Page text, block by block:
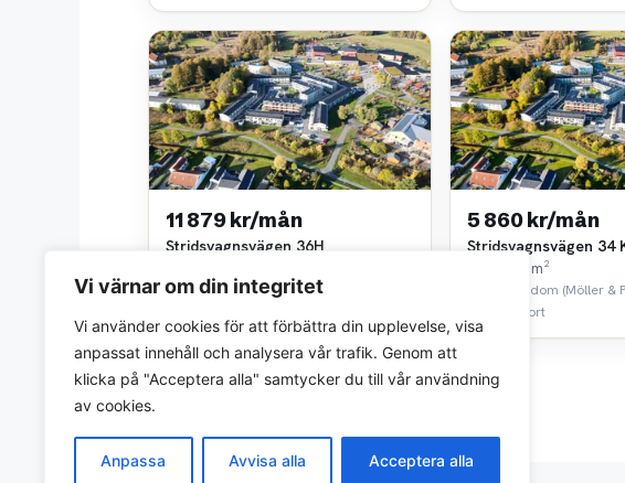
Vi värnar om din integritet
Vi använder cookies för att förbättra din upplevelse, visa
anpassat innehåll och analysera vår trafik. Genom att
klicka på "Acceptera alla" samtycker du till vår användning
av cookies.
Anpassa Avvisa alla Acceptera alla
11 879 kr/mån
Stridsvagnsvägen 36H
Akka Egendom (Möller & Partners)
5 860 kr/mån
Stridsvagnsvägen 34
1 rok • 35 m²
Akka Egendom (Möller &
~1,1 km bort